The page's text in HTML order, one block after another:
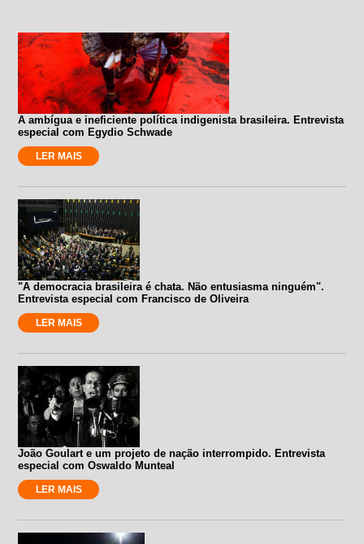
A ambígua e ineficiente política indigenista brasileira. Entrevista
especial com Egydio Schwade
LER MAIS
"A democracia brasileira é chata. Não entusiasma ninguém".
Entrevista especial com Francisco de Oliveira
LER MAIS
João Goulart e um projeto de nação interrompido. Entrevista
especial com Oswaldo Munteal
LER MAIS